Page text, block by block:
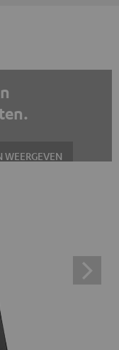
gegevensinstellingen
je de externe
aan platforms
vind je in ons